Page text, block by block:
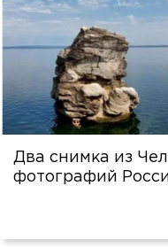
Два снимка из
фотографий